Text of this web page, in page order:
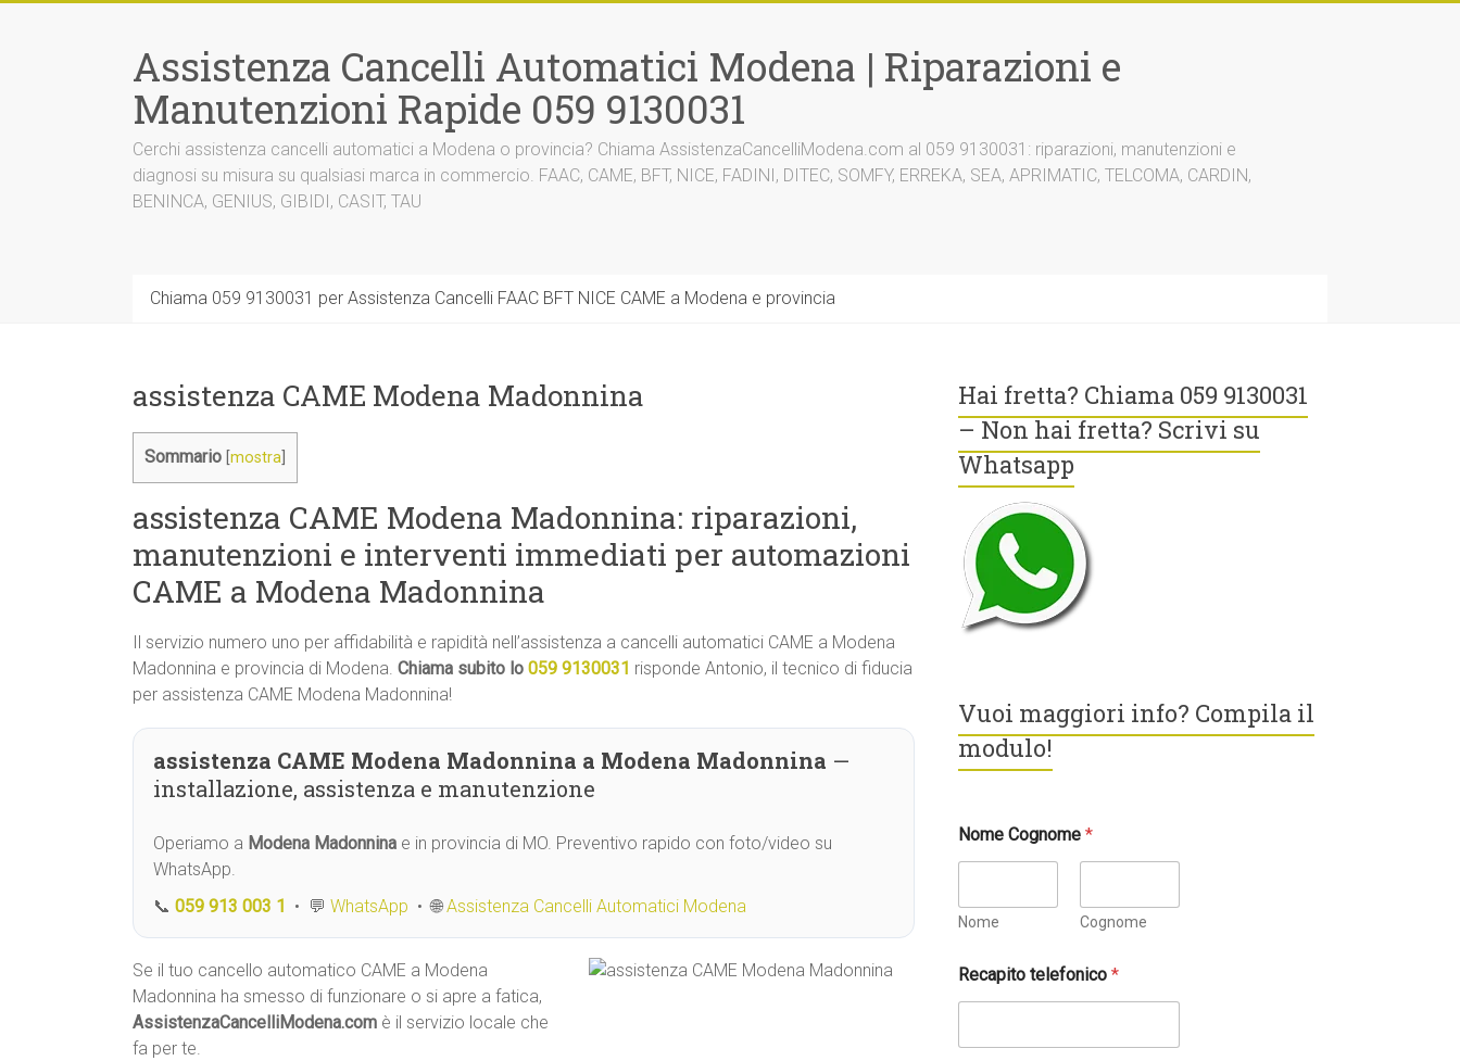
Assistenza Cancelli Automatici Modena | Riparazioni e
Manutenzioni Rapide 059 9130031
Cerchi assistenza cancelli automatici a Modena o provincia? Chiama AssistenzaCancelliModena.com al 059 9130031: riparazioni, manutenzioni e
diagnosi su misura su qualsiasi marca in commercio. FAAC, CAME, BFT, NICE, FADINI, DITEC, SOMFY, ERREKA, SEA, APRIMATIC, TELCOMA, CARDIN,
BENINCA, GENIUS, GIBIDI, CASIT, TAU
Chiama 059 9130031 per Assistenza Cancelli FAAC BFT NICE CAME a Modena e provincia
assistenza CAME Modena Madonnina
Sommario mostra
assistenza CAME Modena Madonnina: riparazioni,
manutenzioni e interventi immediati per automazioni
CAME a Modena Madonnina
Il servizio numero uno per affidabilità e rapidità nell’assistenza a cancelli automatici CAME a Modena
Madonnina e provincia di Modena. Chiama subito lo 059 9130031 risponde Antonio, il tecnico di fiducia
per assistenza CAME Modena Madonnina!
assistenza CAME Modena Madonnina a Modena Madonnina —
installazione, assistenza e manutenzione
Operiamo a Modena Madonnina e in provincia di MO. Preventivo rapido con foto/video su
WhatsApp.
📞 059 913 003 1 • 💬 WhatsApp • 🌐Assistenza Cancelli Automatici Modena
Se il tuo cancello automatico CAME a Modena
Madonnina ha smesso di funzionare o si apre a fatica,
AssistenzaCancelliModena.com è il servizio locale che
fa per te.
Hai fretta? Chiama 059 9130031
– Non hai fretta? Scrivi su
Whatsapp
Vuoi maggiori info? Compila il
modulo!
Nome Cognome*
Nome Cognome
Recapito telefonico*